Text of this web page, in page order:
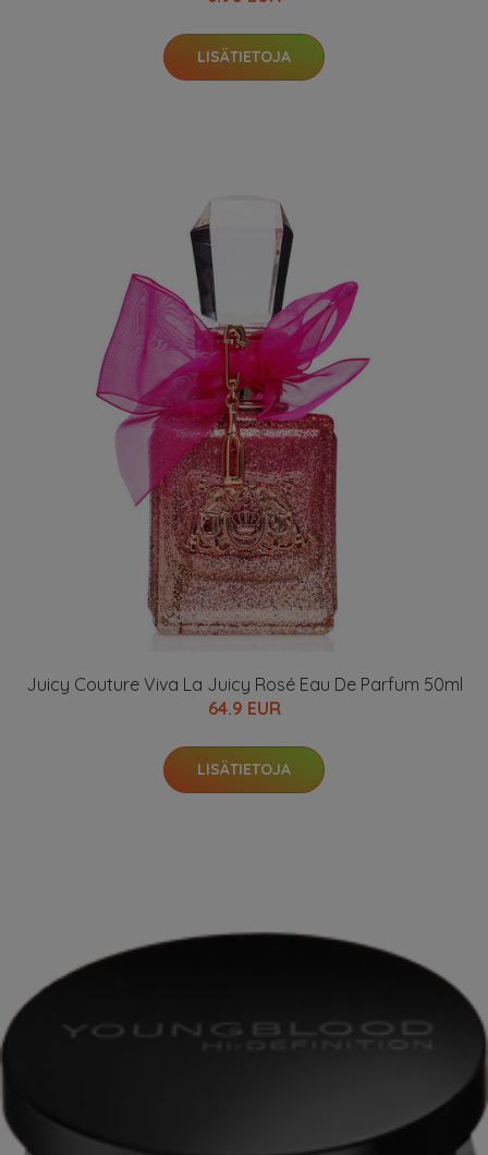
LISÄTIETOJA
Juicy Couture Viva La Juicy Rosé Eau De Parfum 50ml
64.9 EUR
LISÄTIETOJA